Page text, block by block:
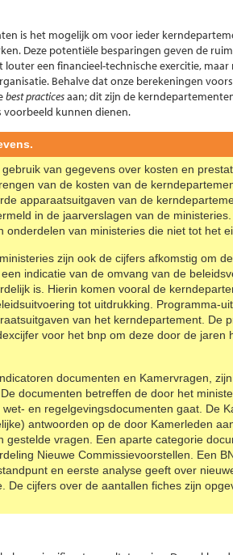
is het mogelijk om voor ieder
Deze potentiële besparingen geven de
een financieel-technische exercitie,
Behalve dat onze berekeningen
bestpracticesaan; dit zijn de
kunnen dienen.
van gegevens over kosten en
van de kosten van de
apparaatsuitgaven van de
in de jaarverslagen van de
onderdelen van ministeries die niet tot het
zijn ook de cijfers afkomstig om
indicatie van de omvang van de
is. Hierin komen vooral de
tot uitdrukking. Programma-
van het kerndepartement. De
voor het bnp om deze door de jaren
documenten en Kamervragen,
documenten betreffen de door het
en regelgevingsdocumenten gaat. De
antwoorden op de door Kamerleden
gestelde vragen. Een aparte categorie
Nieuwe Commissievoorstellen. Een
en eerste analyse geeft over
De cijfers over de aantallen fiches zijn